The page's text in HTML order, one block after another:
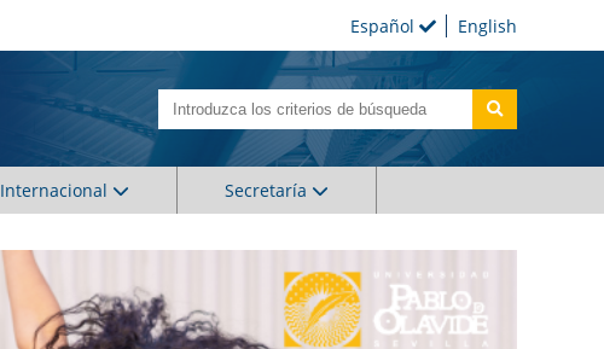
English
Español
Internacional Secretaría